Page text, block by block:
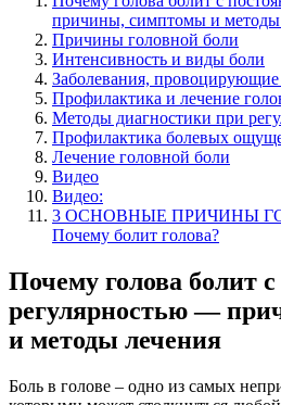
причины, симптомы и методы
Причины головной боли
Интенсивность и виды боли
Заболевания,
Профилактика и лечение
Методы диагностики при
Профилактика болевых
Лечение головной боли
Видео
Видео:
3 ОСНОВНЫЕ ПРИЧИНЫ
Почему болит голова?
Почему голова болит
регулярностью —
и методы лечения
Боль в голове – одно из самых